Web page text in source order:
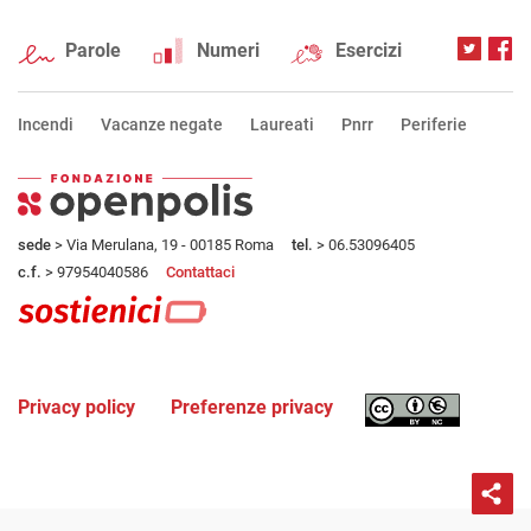
Parole Numeri Esercizi
Incendi Vacanze negate Laureati Pnrr Periferie
sede > Via Merulana, 19 - 00185 Roma tel. > 06.53096405
c.f. > 97954040586 Contattaci
Privacy policy Preferenze privacy